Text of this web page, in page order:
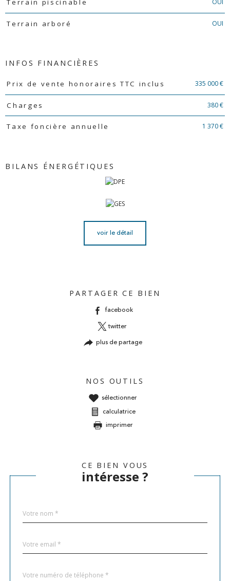
Terrain piscinable OUI
Terrain arboré OUI
INFOS FINANCIÈRES
Caractéristiques Valeurs
Prix de vente honoraires TTC inclus 335 000 €
Charges 380 €
Taxe foncière annuelle 1 370 €
BILANS ÉNERGÉTIQUES
voir le détail
PARTAGER CE BIEN
facebook
twitter
plus de partage
NOS OUTILS
sélectionner
calculatrice
imprimer
CE BIEN VOUS
intéresse ?
par
*
*
*